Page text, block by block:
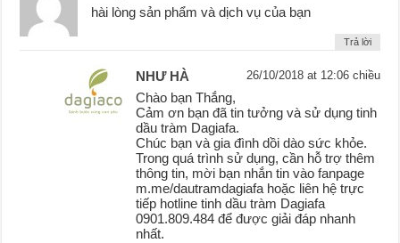
hài lòng sản phẩm và dịch vụ của bạn
Trả lời
NHƯ HÀ 26/10/2018 at 12:06 chiều
Chào bạn Thắng,
Cảm ơn bạn đã tin tưởng và sử dụng tinh
dầu tràm Dagiafa.
Chúc bạn và gia đình dồi dào sức khỏe.
Trong quá trình sử dụng, cần hỗ trợ thêm
thông tin, mời bạn nhắn tin vào fanpage
m.me/dautramdagiafa hoặc liên hệ trực
tiếp hotline tinh dầu tràm Dagiafa
0901.809.484 để được giải đáp nhanh
nhất.